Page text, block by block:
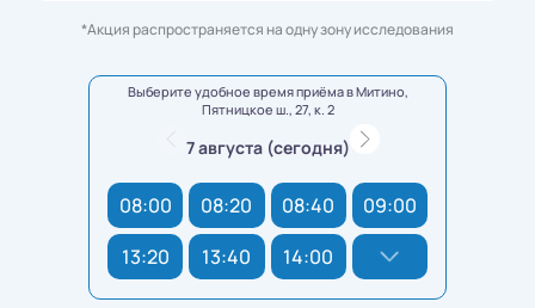
*Акция распространяется на одну зону исследования
Выберите удобное время приёма в Митино,
Пятницкое ш., 27, к. 2
7 августа (сегодня)
08:00 08:20 08:40
09:00
13:20
13:40 14:00